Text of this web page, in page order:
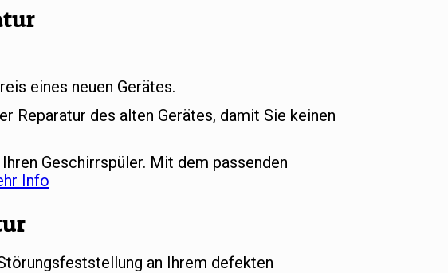
eines neuen Gerätes.
Reparatur des alten Gerätes, damit Sie keinen
Geschirrspüler. Mit dem passenden
Info
an Ihrem defekten